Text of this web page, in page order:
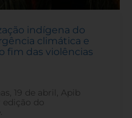
indígena do
climática e
fim das violências
19 de abril, Apib
edição do